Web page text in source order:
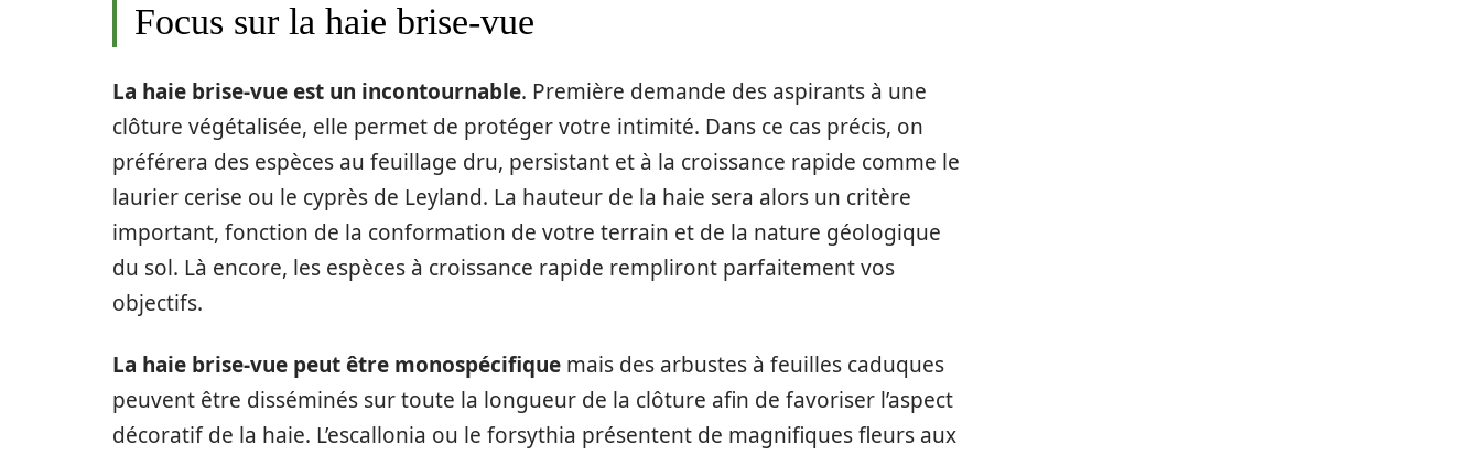
Focus sur la haie brise-vue
La haie brise-vue est un incontournable. Première demande des aspirants à une
clôture végétalisée, elle permet de protéger votre intimité. Dans ce cas précis, on
préférera des espèces au feuillage dru, persistant et à la croissance rapide comme le
laurier cerise ou le cyprès de Leyland. La hauteur de la haie sera alors un critère
important, fonction de la conformation de votre terrain et de la nature géologique
du sol. Là encore, les espèces à croissance rapide rempliront parfaitement vos
objectifs.
La haie brise-vue peut être monospécifique mais des arbustes à feuilles caduques
peuvent être disséminés sur toute la longueur de la clôture afin de favoriser l’aspect
décoratif de la haie. L’escallonia ou le forsythia présentent de magnifiques fleurs aux